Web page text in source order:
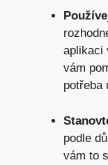
aplikaci
vám
potřeba
podle
vám to